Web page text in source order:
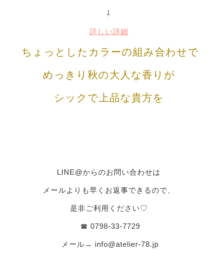
⇩
詳しい詳細
ちょっとしたカラーの組み合わせで
めっきり秋の大人な香りが
シックで上品な貴方を
LINE@からのお問い合わせは
メールよりも早くお返事できるので、
是非ご利用ください♡
☎︎ 0798-33-7729
メール→ info@atelier-78.jp